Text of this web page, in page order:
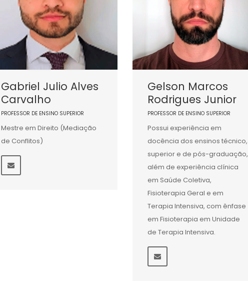
Gabriel Julio Alves
Carvalho
PROFESSOR DE ENSINO SUPERIOR
Mestre em Direito (Mediação
de Conflitos)
Gelson Marcos
Rodrigues Junior
PROFESSOR DE ENSINO SUPERIOR
Possui experiência em
docência dos ensinos técnico,
superior e de pós-graduação,
além de experiência clínica
em Saúde Coletiva,
Fisioterapia Geral e em
Terapia Intensiva, com ênfase
em Fisioterapia em Unidade
de Terapia Intensiva.